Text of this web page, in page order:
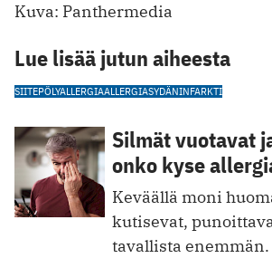
Kuva: Panthermedia
Lue lisää jutun aiheesta
SIITEPÖLYALLERGIAALLERGIASYDÄNINFARKTI
Silmät vuotavat
onko kyse
Keväällä moni
kutisevat,
tavallista